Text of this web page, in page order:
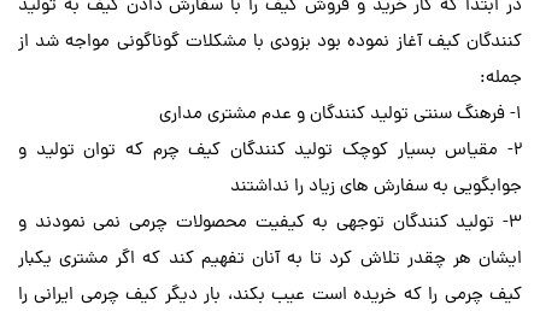
در ابتدا که کار خرید و فروش کیف را با سفارش دادن کیف به تولید
کنندگان کیف آغاز نموده بود بزودی با مشکلات گوناگونی مواجه شد از
جمله:
1- فرهنگ سنتی تولید کنندگان و عدم مشتری مداری
2- مقیاس بسیار کوچک تولید کنندگان کیف چرم که توان تولید و
جوابگویی به سفارش های زیاد را نداشتند
3- تولید کنندگان توجهی به کیفیت محصولات چرمی نمی نمودند و
ایشان هر چقدر تلاش کرد تا به آنان تفهیم کند که اگر مشتری یکبار
کیف چرمی را که خریده است عیب بکند، بار دیگر کیف چرمی ایرانی را